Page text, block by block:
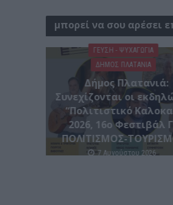
μπορεί να σου αρέσει
ΓΕΎΣΗ - ΨΥΧΑΓΩΓΊΑ
ΔΉΜΟΣ ΠΛΑΤΑΝΙΆ
Δήμος Πλατανιά:
Συνεχίζονται οι
“Πολιτιστικό
2026, 16ο Φεστιβάλ
ΠΟΛΙΤΙΣΜΟΣ-
7 Αυγούστου 2026